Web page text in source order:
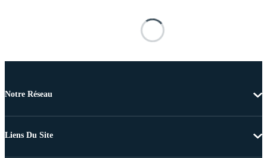
Notre Réseau
Liens Du Site